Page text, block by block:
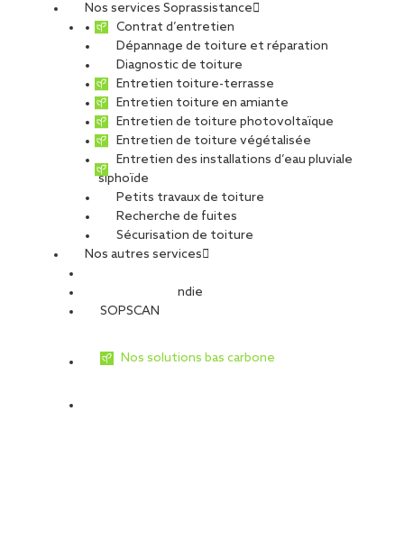
Nos services Soprassistance
Contrat d’entretien
Dépannage de toiture et réparation
Diagnostic de toiture
Entretien toiture-terrasse
Entretien toiture en amiante
Entretien de toiture photovoltaïque
Entretien de toiture végétalisée
Entretien des installations d’eau pluviale
siphoïde
Petits travaux de toiture
Recherche de fuites
Sécurisation de toiture
Nos autres services
Sécurité Incendie
SOPSCAN
Nos solutions bas carbone